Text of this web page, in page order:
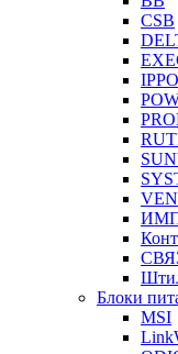
CSB
Блоки
MSI